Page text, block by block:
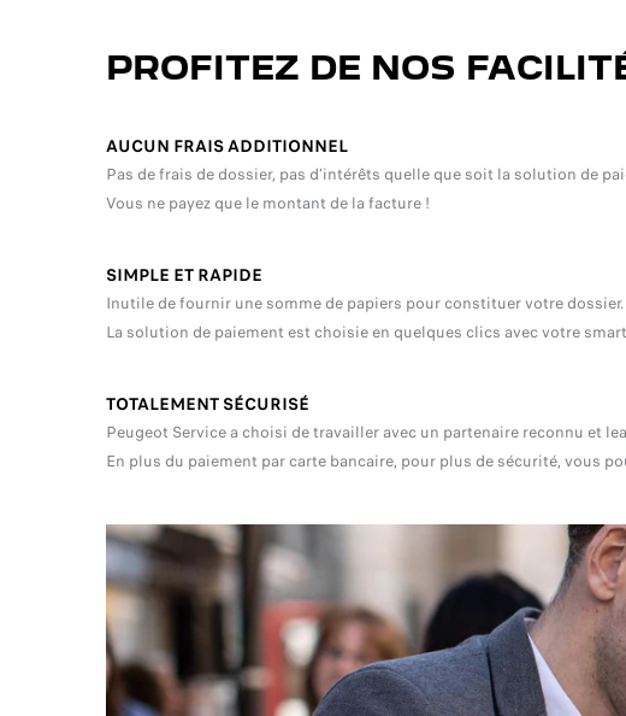
PROFITEZ DE NOS
AUCUN FRAIS ADDITIONNEL
Pas de frais de dossier, pas d’intérêts quelle que soit la solution de
Vous ne payez que le montant de la facture !
SIMPLE ET RAPIDE
Inutile de fournir une somme de papiers pour constituer votre dossier.
La solution de paiement est choisie en quelques clics avec votre
TOTALEMENT SÉCURISÉ
Peugeot Service a choisi de travailler avec un partenaire reconnu et
En plus du paiement par carte bancaire, pour plus de sécurité, vous